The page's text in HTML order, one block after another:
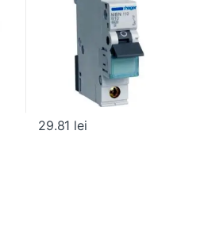
29.81 lei